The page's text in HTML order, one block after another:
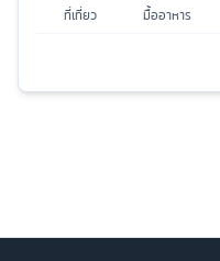
ที่เที่ยว มื้ออาหาร